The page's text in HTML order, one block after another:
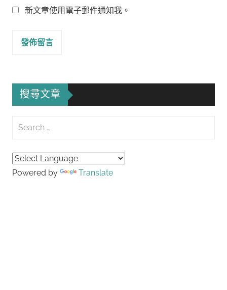
新文章使用電子郵件通知我。
搜尋文章
Search
Powered by Translate